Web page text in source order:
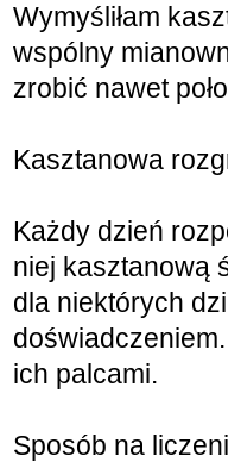
Wymyśliłam
wspólny
zrobić nawet
Kasztanowa
Każdy dzień
niej kasztanową
dla niektórych
ich palcami.
Sposób na